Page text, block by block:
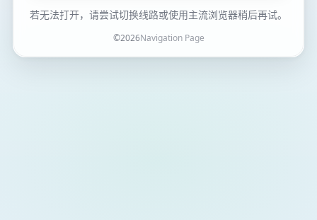
若无法打开，请尝试切换线路或使用主流浏览器稍后再试。
©2026Navigation Page